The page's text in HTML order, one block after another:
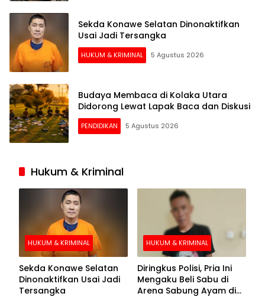
Sekda Konawe Selatan Dinonaktifkan
Usai Jadi Tersangka
HUKUM & KRIMINAL 5 Agustus 2026
Budaya Membaca di Kolaka Utara
Didorong Lewat Lapak Baca dan Diskusi
PENDIDIKAN 5 Agustus 2026
Hukum & Kriminal
HUKUM & KRIMINAL
Sekda Konawe Selatan
Dinonaktifkan Usai Jadi
Tersangka
HUKUM & KRIMINAL
Diringkus Polisi, Pria Ini
Mengaku Beli Sabu di
Arena Sabung Ayam di